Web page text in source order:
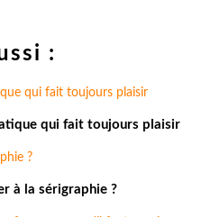
:
qui fait toujours plaisir
à la sérigraphie ?